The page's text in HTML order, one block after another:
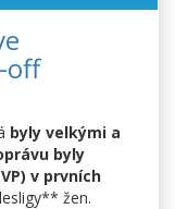
off
byly velkými a
byly
v prvních
žen.